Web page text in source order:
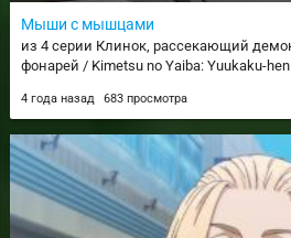
Мыши с мышцами
из 4 серии Клинок, рассекающий
фонарей / Kimetsu no Yaiba: Yuukaku-hen
4 года назад 683 просмотра